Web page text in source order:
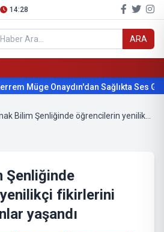
14:28
ARA
Müge Onaydın'dan Sağlıkta Ses
Mamak Bilim Şenliğinde öğrencilerin yenilikçi fikirlerini sergilediği anlar yaşandı
Şenliğinde
fikirlerini
yaşandı